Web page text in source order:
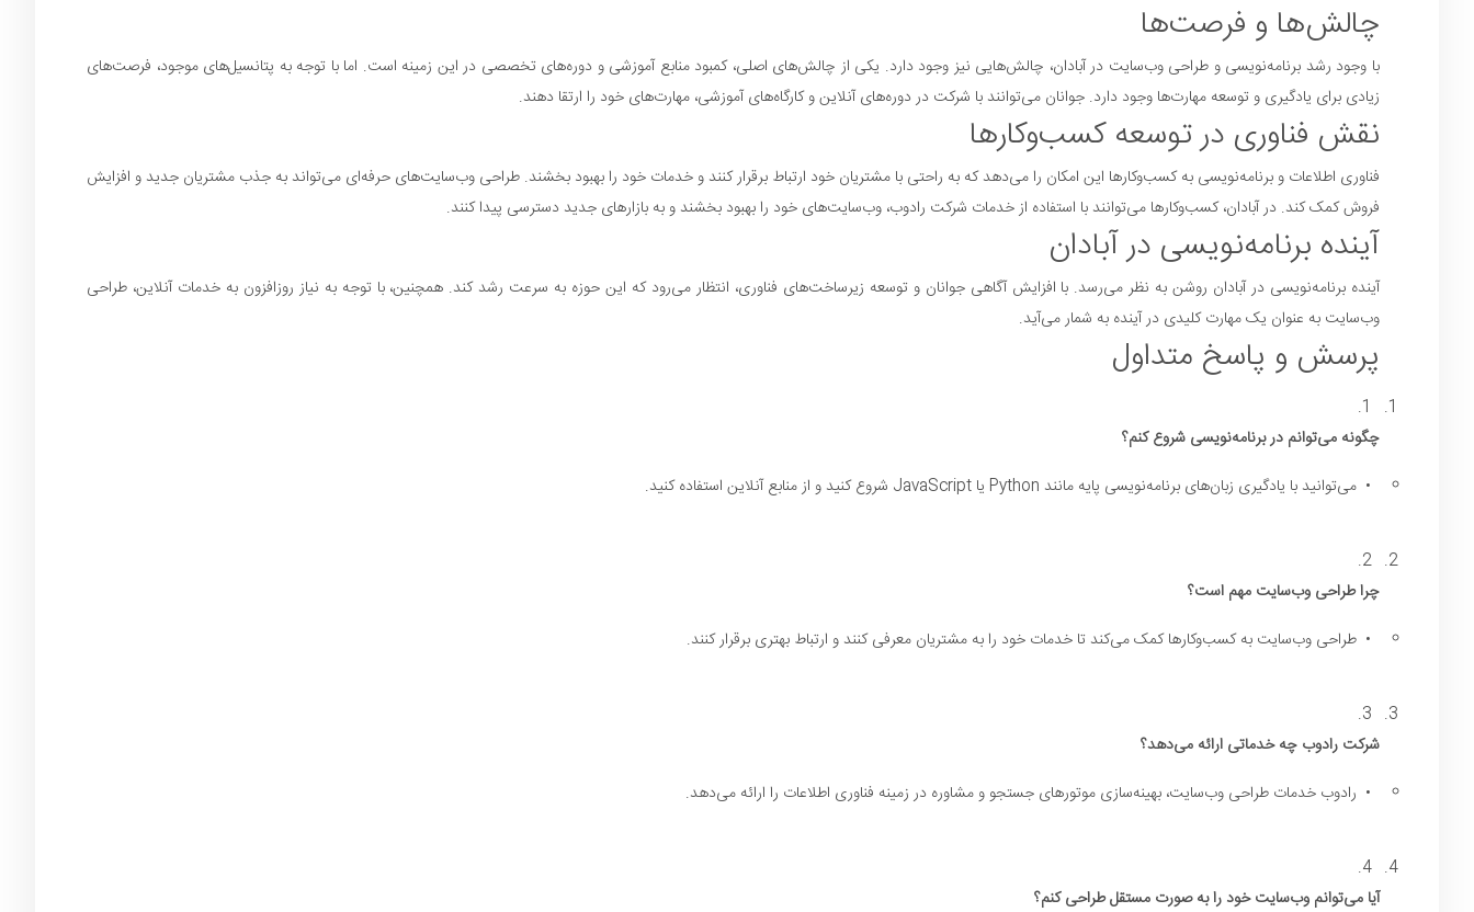
چالش‌ها و فرصت‌ها
با وجود رشد برنامه‌نویسی و طراحی وب‌سایت در آبادان، چالش‌هایی نیز وجود دارد. یکی از چالش‌های اصلی، کمبود منابع آموزشی و دوره‌های تخصصی در این زمینه است. اما با توجه به پتانسیل‌های موجود، فرصت‌های
زیادی برای یادگیری و توسعه مهارت‌ها وجود دارد. جوانان می‌توانند با شرکت در دوره‌های آنلاین و کارگاه‌های آموزشی، مهارت‌های خود را ارتقا دهند.
نقش فناوری در توسعه کسب‌وکارها
فناوری اطلاعات و برنامه‌نویسی به کسب‌وکارها این امکان را می‌دهد که به راحتی با مشتریان خود ارتباط برقرار کنند و خدمات خود را بهبود بخشند. طراحی وب‌سایت‌های حرفه‌ای می‌تواند به جذب مشتریان جدید و افزایش
فروش کمک کند. در آبادان، کسب‌وکارها می‌توانند با استفاده از خدمات شرکت رادوب، وب‌سایت‌های خود را بهبود بخشند و به بازارهای جدید دسترسی پیدا کنند.
آینده برنامه‌نویسی در آبادان
آینده برنامه‌نویسی در آبادان روشن به نظر می‌رسد. با افزایش آگاهی جوانان و توسعه زیرساخت‌های فناوری، انتظار می‌رود که این حوزه به سرعت رشد کند. همچنین، با توجه به نیاز روزافزون به خدمات آنلاین، طراحی
وب‌سایت به عنوان یک مهارت کلیدی در آینده به شمار می‌آید.
پرسش و پاسخ متداول
1.
چگونه می‌توانم در برنامه‌نویسی شروع کنم؟
• می‌توانید با یادگیری زبان‌های برنامه‌نویسی پایه مانند Python یا JavaScript شروع کنید و از منابع آنلاین استفاده کنید.
2.
چرا طراحی وب‌سایت مهم است؟
• طراحی وب‌سایت به کسب‌وکارها کمک می‌کند تا خدمات خود را به مشتریان معرفی کنند و ارتباط بهتری برقرار کنند.
3.
شرکت رادوب چه خدماتی ارائه می‌دهد؟
• رادوب خدمات طراحی وب‌سایت، بهینه‌سازی موتورهای جستجو و مشاوره در زمینه فناوری اطلاعات را ارائه می‌دهد.
4.
آیا می‌توانم وب‌سایت خود را به صورت مستقل طراحی کنم؟